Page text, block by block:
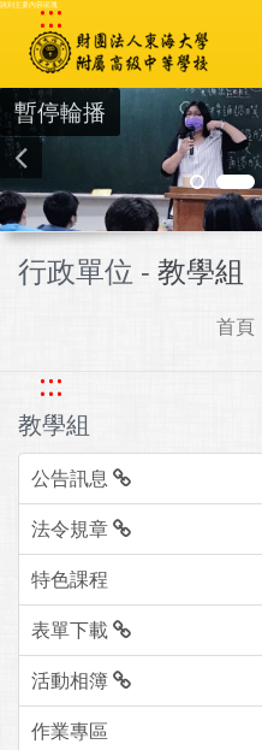
跳到主要內容區塊
:::
暫停輪播
行政單位 - 教學組
首頁
:::
教學組
公告訊息
法令規章
特色課程
表單下載
活動相簿
作業專區